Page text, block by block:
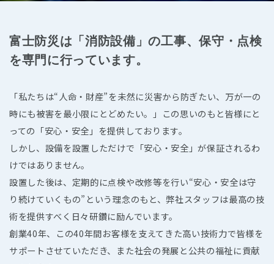
富士防災は「消防設備」の工事、保守・点検
を専門に行っています。
「私たちは“人命・財産”を未然に災害から防ぎたい、万が一の
時にも被害を最小限にとどめたい。」この思いのもと皆様にと
っての「安心・安全」を提供しております。
しかし、設備を設置しただけで「安心・安全」が保証されるわ
けではありません。
設置した後は、定期的に点検や改修等を行い“安心・安全は守
り続けていくもの”という理念のもと、弊社スタッフは最高の技
術を提供すべく日々研鑽に励んでいます。
創業40年、この40年間お客様を支えてきた高い技術力で皆様を
サポートさせていただき、また社会の発展と公共の福祉に貢献